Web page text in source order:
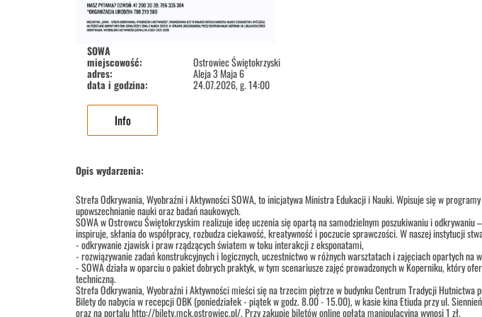
SOWA
miejscowość: Ostrowiec Świętokrzyski
adres: Aleja 3 Maja 6
data i godzina: 24.07.2026, g. 14:00
Info
Opis wydarzenia:
Strefa Odkrywania, Wyobraźni i Aktywności SOWA, to inicjatywa Ministra Edukacji i Nauki. Wpisuje się w
upowszechnianie nauki oraz badań naukowych.
SOWA w Ostrowcu Świętokrzyskim realizuje ideę uczenia się opartą na samodzielnym poszukiwaniu i
inspiruje, skłania do współpracy, rozbudza ciekawość, kreatywność i poczucie sprawczości. W naszej instytucji
- odkrywanie zjawisk i praw rządzących światem w toku interakcji z eksponatami,
- rozwiązywanie zadań konstrukcyjnych i logicznych, uczestnictwo w różnych warsztatach i zajęciach opartych
- SOWA działa w oparciu o pakiet dobrych praktyk, w tym scenariusze zajęć prowadzonych w Koperniku, który
techniczną.
Strefa Odkrywania, Wyobraźni i Aktywności mieści się na trzecim piętrze w budynku Centrum Tradycji Hutnictwa
Bilety do nabycia w recepcji OBK (poniedziałek - piątek w godz. 8.00 - 15.00), w kasie kina Etiuda przy ul.
oraz na portalu http://bilety.mck.ostrowiec.pl/. Przy zakupie biletów online opłata manipulacyjna wynosi 1 zł.